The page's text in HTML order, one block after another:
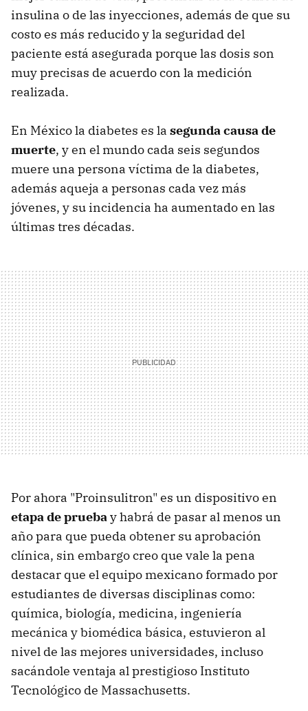
insulina o de las inyecciones, además de que su
costo es más reducido y la seguridad del
paciente está asegurada porque las dosis son
muy precisas de acuerdo con la medición
realizada.
En México la diabetes es la segunda causa de
muerte, y en el mundo cada seis segundos
muere una persona víctima de la diabetes,
además aqueja a personas cada vez más
jóvenes, y su incidencia ha aumentado en las
últimas tres décadas.
Por ahora "Proinsulitron" es un dispositivo en
etapa de pruebay habrá de pasar al menos un
año para que pueda obtener su aprobación
clínica, sin embargo creo que vale la pena
destacar que el equipo mexicano formado por
estudiantes de diversas disciplinas como:
química, biología, medicina, ingeniería
mecánica y biomédica básica, estuvieron al
nivel de las mejores universidades, incluso
sacándole ventaja al prestigioso Instituto
Tecnológico de Massachusetts.